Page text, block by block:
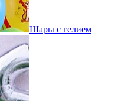
Шары с гелием